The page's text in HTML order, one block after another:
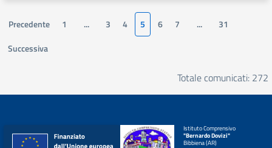
Precedente 1 ... 3 4 5 6 7 ...
31
Successiva
Totale comunicati: 272
Istituto Comprensivo
"Bernardo Dovizi"
Bibbiena (AR)